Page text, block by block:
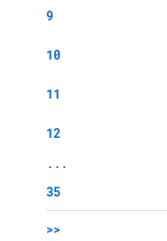
9
10
11
12
...
35
>>